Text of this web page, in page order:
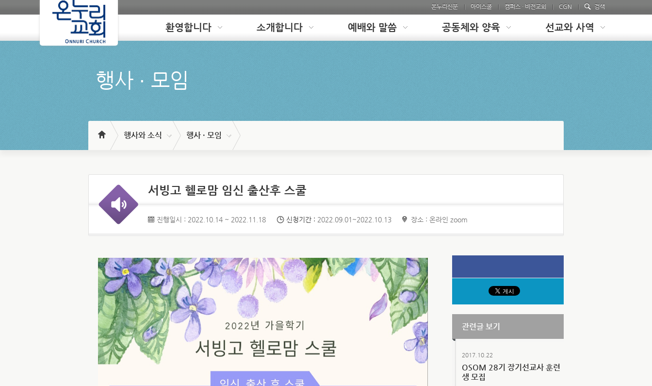
온누리신문 아이스쿨 캠퍼스 · 비전교회 CGN 검색
Loading 환영합니다 소개합니다 예배와 말씀 공동체와 양육 선교와 사역
행사 ∙ 모임
행사와 소식 행사 · 모임
서빙고 헬로맘 임신 출산후 스쿨
진행일시 : 2022.10.14 ~ 2022.11.18 신청기간 : 2022.09.01~2022.10.13 장소 : 온라인 zoom
관련글 보기
2017.10.22
OSOM 28기 장기선교사 훈련
생 모집